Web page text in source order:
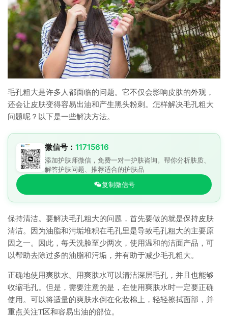
毛孔粗大是许多人都面临的问题。它不仅会影响皮肤的外观，
还会让皮肤变得容易出油和产生黑头粉刺。怎样解决毛孔粗大
问题呢？以下是一些解决方法。
微信号： 11715616
添加护肤师微信，免费一对一护肤咨询。帮你分析肤质、
解答护肤问题、推荐适合的护肤品
复制微信号
保持清洁。要解决毛孔粗大的问题，首先要做的就是保持皮肤
清洁。因为油脂和污垢堆积在毛孔里是导致毛孔粗大的主要原
因之一。因此，每天洗脸至少两次，使用温和的洁面产品，可
以帮助去除过多的油脂和污垢，并有助于减少毛孔粗大。
正确地使用爽肤水。用爽肤水可以清洁深层毛孔，并且也能够
收缩毛孔。但是，需要注意的是，在使用爽肤水时一定要正确
使用。可以将适量的爽肤水倒在化妆棉上，轻轻擦拭面部，并
重点关注T区和容易出油的部位。